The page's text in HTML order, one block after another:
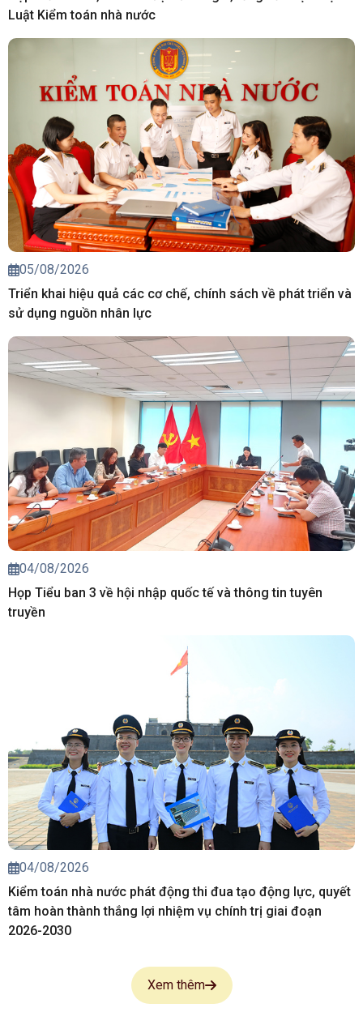
Luật Kiểm toán nhà nước
05/08/2026
Triển khai hiệu quả các cơ chế, chính sách về phát triển và
sử dụng nguồn nhân lực
04/08/2026
Họp Tiểu ban 3 về hội nhập quốc tế và thông tin tuyên
truyền
04/08/2026
Kiểm toán nhà nước phát động thi đua tạo động lực, quyết
tâm hoàn thành thắng lợi nhiệm vụ chính trị giai đoạn
2026-2030
Xem thêm